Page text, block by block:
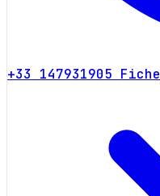
+33 147931905 Fiche